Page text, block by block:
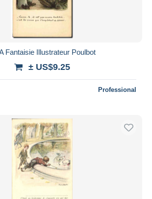
Fantaisie Illustrateur Poulbot
± US$9.25
Professional